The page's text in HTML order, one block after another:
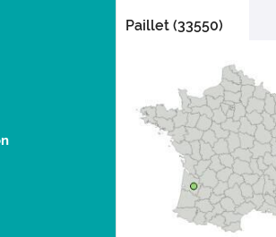
Paillet (33550)